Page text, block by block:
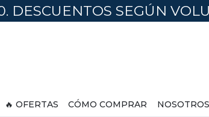
DESCUENTOS SEGÚN
🔥 OFERTAS CÓMO COMPRAR NOSOTROS